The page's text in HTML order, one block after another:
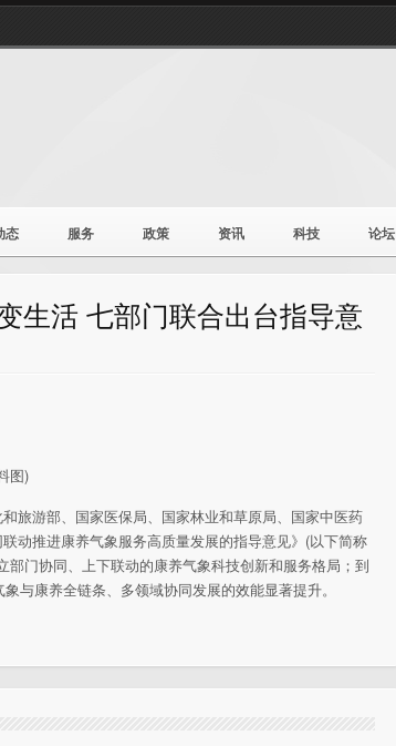
态 服务 政策 资讯 科技 论坛
生活 七部门联合出台指导意
图)
旅游部、国家医保局、国家林业和草原局、国家中医药
动推进康养气象服务高质量发展的指导意见》(以下简称
部门协同、上下联动的康养气象科技创新和服务格局；到
与康养全链条、多领域协同发展的效能显著提升。